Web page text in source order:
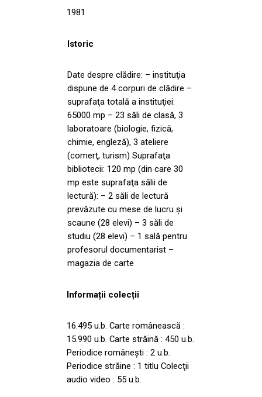
1981
Istoric
Date despre clădire: – instituţia
dispune de 4 corpuri de clădire –
suprafaţa totală a instituţiei:
65000 mp – 23 săli de clasă, 3
laboratoare (biologie, fizică,
chimie, engleză), 3 ateliere
(comerţ, turism) Suprafaţa
bibliotecii: 120 mp (din care 30
mp este suprafaţa sălii de
lectură): – 2 săli de lectură
prevăzute cu mese de lucru şi
scaune (28 elevi) – 3 săli de
studiu (28 elevi) – 1 sală pentru
profesorul documentarist –
magazia de carte
Informații colecții
16.495 u.b. Carte românească :
15.990 u.b. Carte străină : 450 u.b.
Periodice româneşti : 2 u.b.
Periodice străine : 1 titlu Colecţii
audio video : 55 u.b.